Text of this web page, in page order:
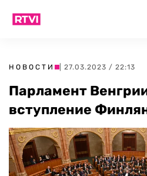
НОВОСТИ | 27.03.2023 / 22:13
Парламент
вступление